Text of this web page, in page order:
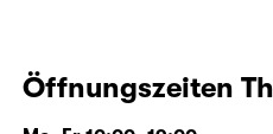
Öffnungszeiten